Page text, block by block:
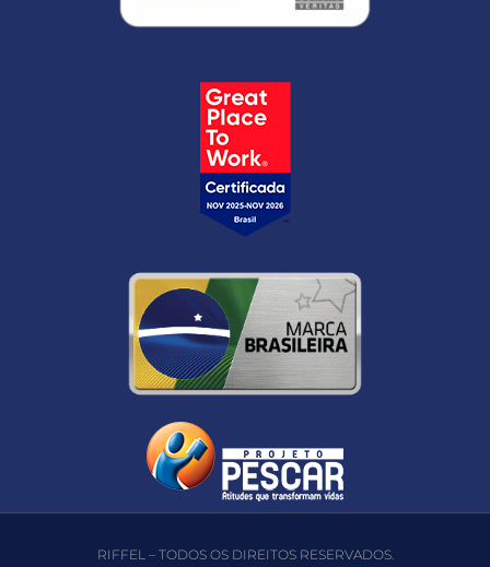
RIFFEL – TODOS OS DIREITOS RESERVADOS.